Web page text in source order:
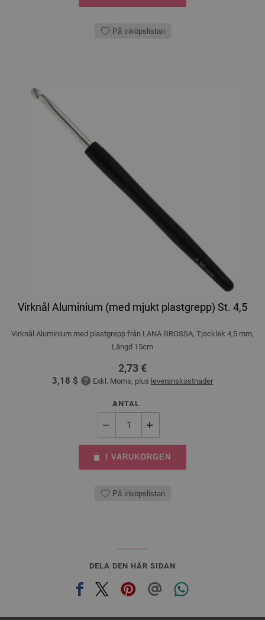
På inköpslistan
Virknål Aluminium (med mjukt plastgrepp) St. 4,5
Virknål Aluminium med plastgrepp från LANA GROSSA, Tjocklek 4,5 mm,
Längd 15cm
2,73 €
3,18 $ Exkl. Moms, plus leveranskostnader
ANTAL
I VARUKORGEN
På inköpslistan
DELA DEN HÄR SIDAN